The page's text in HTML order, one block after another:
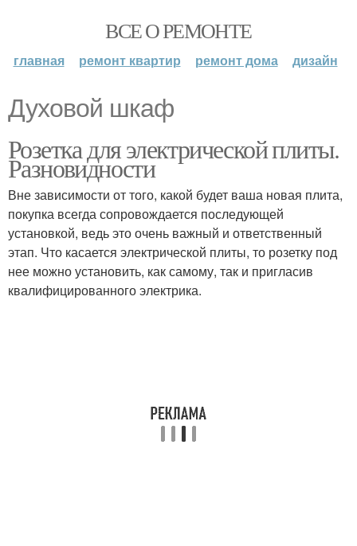
ВСЕ О РЕМОНТЕ
главная ремонт квартир ремонт дома дизайн
Духовой шкаф
Розетка для электрической плиты.
Разновидности
Вне зависимости от того, какой будет ваша новая плита,
покупка всегда сопровождается последующей
установкой, ведь это очень важный и ответственный
этап. Что касается электрической плиты, то розетку под
нее можно установить, как самому, так и пригласив
квалифицированного электрика.